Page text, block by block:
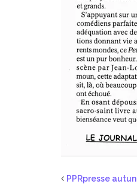
PPRpresse autun